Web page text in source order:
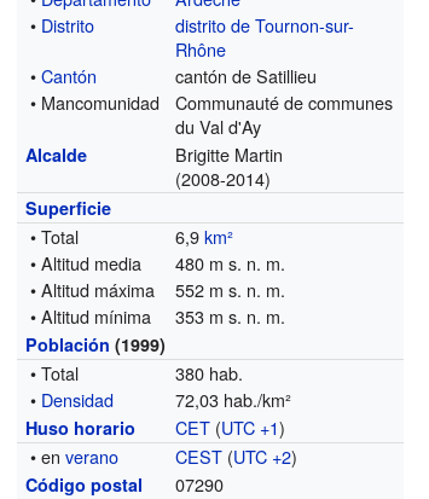
• Distrito
distrito de Tournon-sur-
Rhône
•Cantón
cantón de Satillieu
• Mancomunidad
Communauté de communes
du Val d'Ay
Alcalde
Brigitte Martin
(2008-2014)
Superficie
• Total 6,9km²
• Altitud media
480 m s. n. m.
• Altitud máxima
552 m s. n. m.
• Altitud mínima
353 m s. n. m.
Población (1999)
• Total
380 hab.
• Densidad 72,03 hab./km²
Huso horario CET (UTC +1)
• enverano CEST (UTC +2)
Código postal 07290